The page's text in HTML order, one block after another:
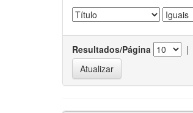
Resultados/Página |